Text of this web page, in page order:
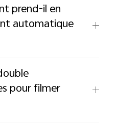
prend-il en
automatique
pour filmer